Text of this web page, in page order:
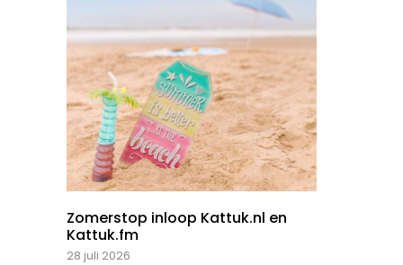
Zomerstop inloop Kattuk.nl en
Kattuk.fm
28 juli 2026